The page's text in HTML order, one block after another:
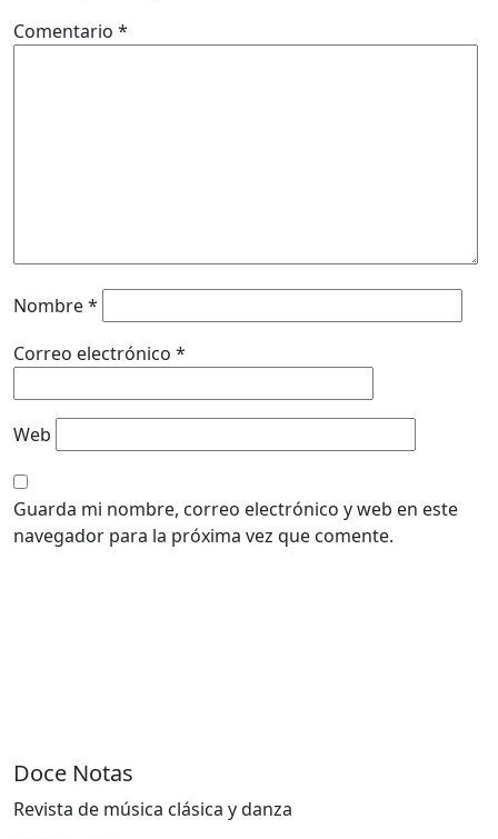
Comentario *
Nombre*
Correo electrónico *
Web
Guarda mi nombre, correo electrónico y web en este
navegador para la próxima vez que comente.
Doce Notas
Revista de música clásica y danza